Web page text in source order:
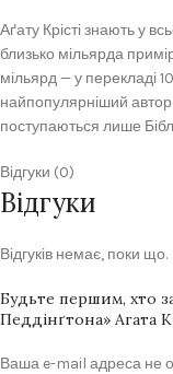
Аґату Крісті знають у
близько мільярда
мільярд — у перекладі
найпопулярніший автор
поступаються лише
Відгуки (0)
Відгуки
Відгуків немає, поки що.
Будьте першим, хто
Педдінґтона» Агата
Ваша e-mail адреса не